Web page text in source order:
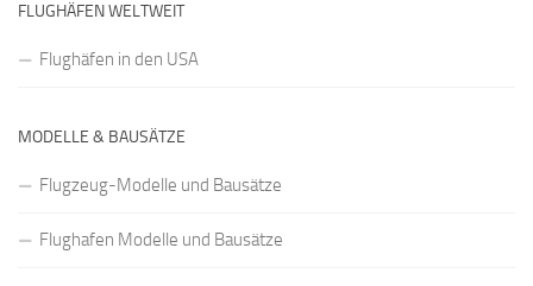
FLUGHÄFEN WELTWEIT
Flughäfen in den USA
MODELLE & BAUSÄTZE
Flugzeug-Modelle und Bausätze
Flughafen Modelle und Bausätze